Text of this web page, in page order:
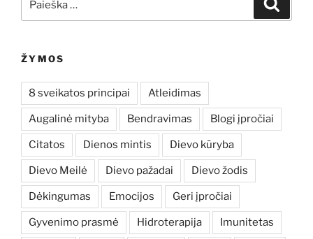
ŽYMOS
8 sveikatos principai Atleidimas
Augalinė mityba Bendravimas Blogi įpročiai
Citatos Dienos mintis Dievo kūryba
Dievo Meilė Dievo pažadai Dievo žodis
Dėkingumas Emocijos Geri įpročiai
Gyvenimo prasmė Hidroterapija Imunitetas